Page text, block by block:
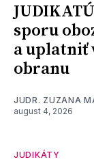
sporu
a uplatniť
obranu
JUDR. ZUZANA
august 4, 2026
JUDIKÁTY